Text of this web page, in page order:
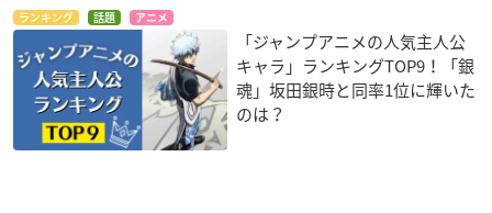
ランキング 話題 アニメ
「ジャンプアニメの人気主人公
キャラ」ランキングTOP9！「銀
魂」坂田銀時と同率1位に輝いた
のは？